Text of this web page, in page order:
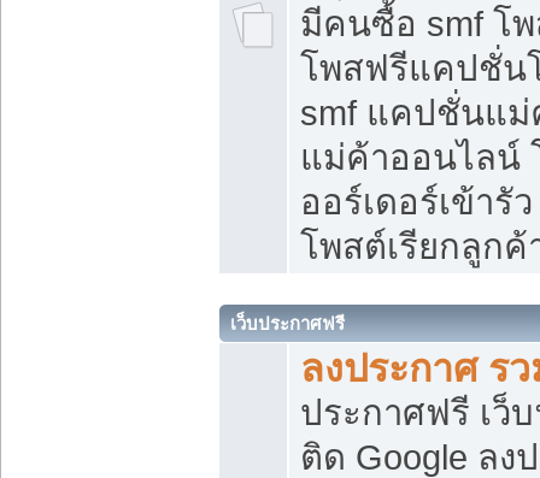
มีคนซื้อ smf โ
โพสฟรีแคปชั่น
smf แคปชั่นแ
แม่ค้าออนไลน์
ออร์เดอร์เข้ารั
โพสต์เรียกลูกค้
เว็บประกาศฟรี
ลงประกาศ ร
ประกาศฟรี เว็
ติด Google ลง